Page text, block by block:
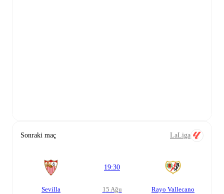
Sonraki maç LaLiga
Sevilla
19:30
15 Ağu Rayo Vallecano